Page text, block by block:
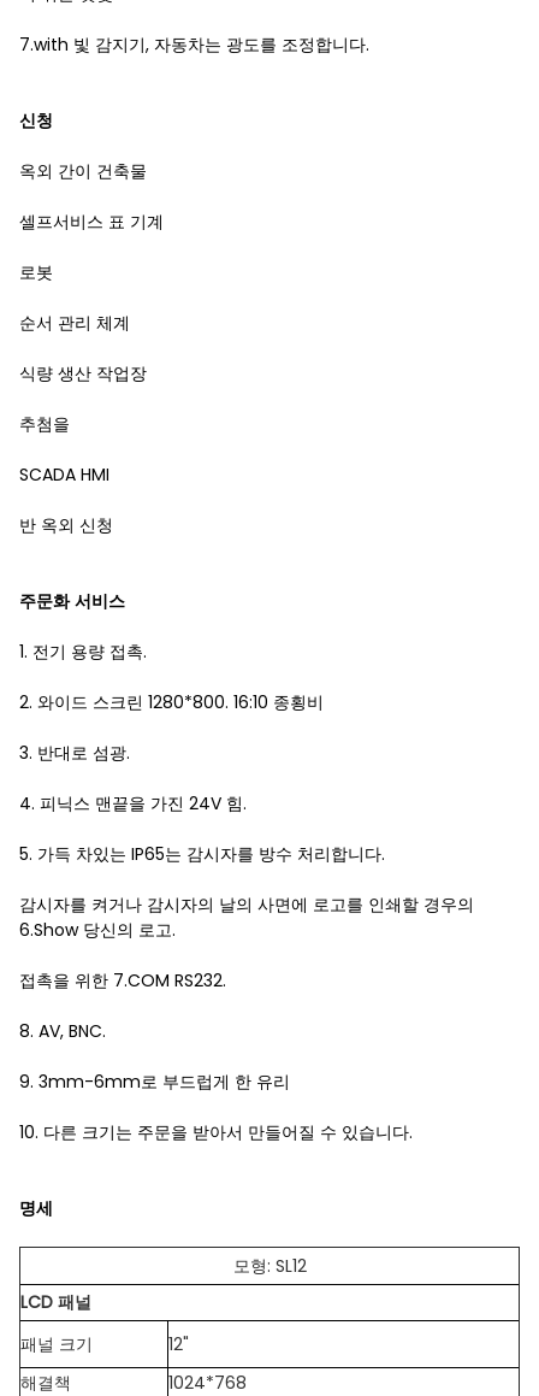
7.with 빛 감지기, 자동차는 광도를 조정합니다.
신청
옥외 간이 건축물
셀프서비스 표 기계
로봇
순서 관리 체계
식량 생산 작업장
추첨을
SCADA HMI
반 옥외 신청
주문화 서비스
1. 전기 용량 접촉.
2. 와이드 스크린 1280*800. 16:10 종횡비
3. 반대로 섬광.
4. 피닉스 맨끝을 가진 24V 힘.
5. 가득 차있는 IP65는 감시자를 방수 처리합니다.
감시자를 켜거나 감시자의 날의 사면에 로고를 인쇄할 경우의
6.Show 당신의 로고.
접촉을 위한 7.COM RS232.
8. AV, BNC.
9. 3mm-6mm로 부드럽게 한 유리
10. 다른 크기는 주문을 받아서 만들어질 수 있습니다.
명세
모형: SL12
LCD 패널
패널 크기
12"
해결책
1024*768